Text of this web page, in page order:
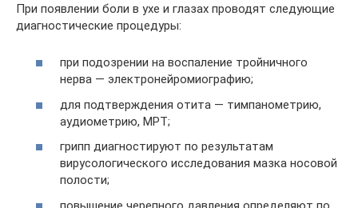
При появлении боли в ухе и глазах проводят следующие
диагностические процедуры:
при подозрении на воспаление тройничного
нерва — электронейромиографию;
для подтверждения отита — тимпанометрию,
аудиометрию, МРТ;
грипп диагностируют по результатам
вирусологического исследования мазка носовой
полости;